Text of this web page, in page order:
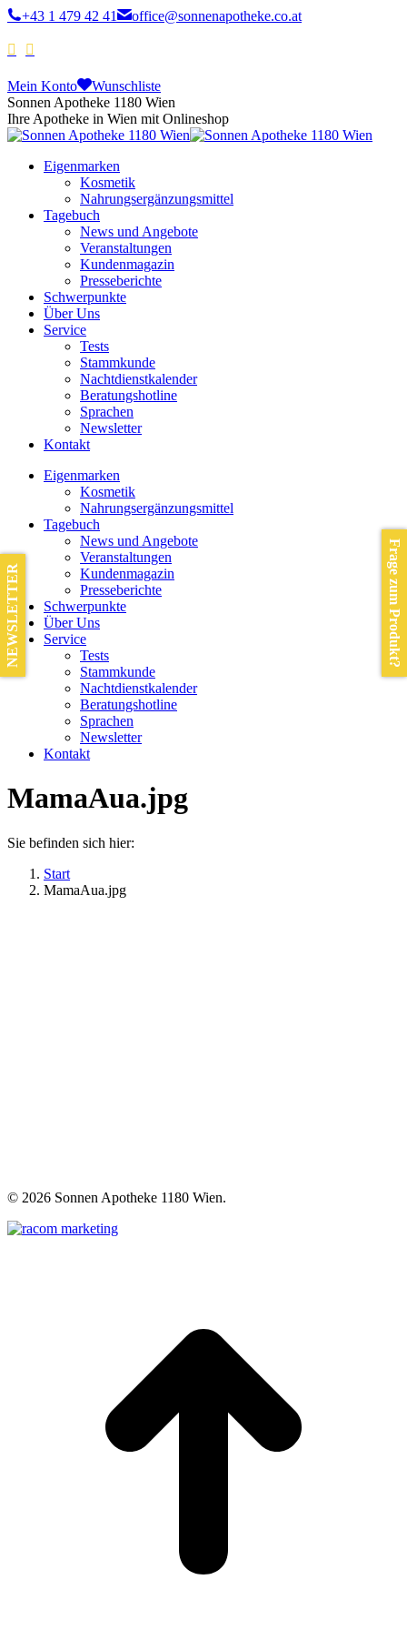
+43 1 479 42 41 office@sonnenapotheke.co.at
Mein Konto
Wunschliste
Sonnen Apotheke 1180 Wien
Ihre Apotheke in Wien mit Onlineshop
Eigenmarken
Kosmetik
Nahrungsergänzungsmittel
Tagebuch
News und Angebote
Veranstaltungen
Kundenmagazin
Presseberichte
Schwerpunkte
Über Uns
Service
Tests
Stammkunde
Nachtdienstkalender
Beratungshotline
Sprachen
Newsletter
Kontakt
Eigenmarken
Kosmetik
Nahrungsergänzungsmittel
Tagebuch
News und Angebote
Veranstaltungen
Kundenmagazin
Presseberichte
Schwerpunkte
Über Uns
Service
Tests
Stammkunde
Nachtdienstkalender
Beratungshotline
Sprachen
Newsletter
Kontakt
MamaAua.jpg
Sie befinden sich hier:
Start
MamaAua.jpg
© 2026 Sonnen Apotheke 1180 Wien.
Frage zum Produkt?
NEWSLETTER